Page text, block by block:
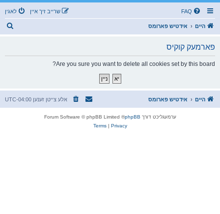
FAQ לאגין שרייב זיך איין
היים אידטיש פארומס
פארמעק קוקיס
Are you sure you want to delete all cookies set by this board?
היים אידטיש פארומס אלע צייטן זענען UTC-04:00
ערמעגליכט דורך phpBB
® Forum Software © phpBB Limited
Privacy
|
Terms